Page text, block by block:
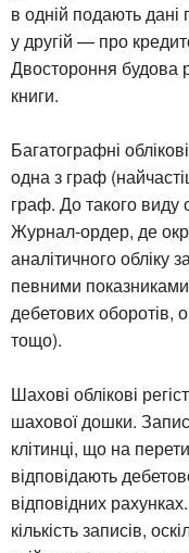
в одній подають дані
у другій — про
Двостороння будова
книги.
Багатографні
одна з граф
граф. До такого виду
Журнал-ордер, де
аналітичного обліку
певними
дебетових оборотів,
тощо).
Шахові облікові
шахової дошки.
клітинці, що на
відповідають
відповідних
кількість записів,